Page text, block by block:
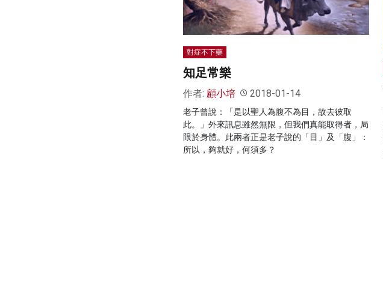
對症不下藥
知足常樂
作者: 顧小培 2018-01-14
老子曾說：「是以聖人為腹不為目，故去彼取
此。」外來訊息雖然無限，但我們真能取得者，局
限於身體。此兩者正是老子說的「目」及「腹」：
所以，夠就好，何須多？